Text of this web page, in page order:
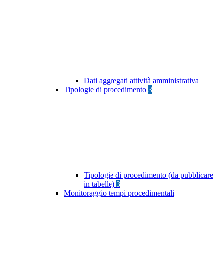
Dati aggregati attività amministrativa
Tipologie di procedimento 3
Tipologie di procedimento (da pubblicare
in tabelle) 3
Monitoraggio tempi procedimentali